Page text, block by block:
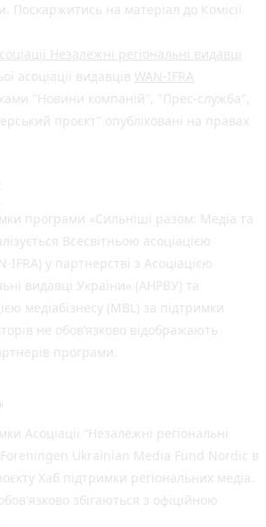
Поскаржитись на матеріал до Комісії
Незалежні регіональні видавці
асоціації видавців WAN-IFRA
"Новини компаній", "Прес-служба",
проєкт" опубліковані на правах
програми «Сильніші разом: Медіа та
Всесвітньою асоціацією
IFRA) у партнерстві з Асоціацією
видавці України» (АНРВУ) та
медіабізнесу (MBL) за підтримки
не обов’язково відображають
програми.
Асоціації “Незалежні регіональні
Foreningen Ukrainian Media Fund Nordic в
Хаб підтримки регіональних медіа.
збігаються з офіційною